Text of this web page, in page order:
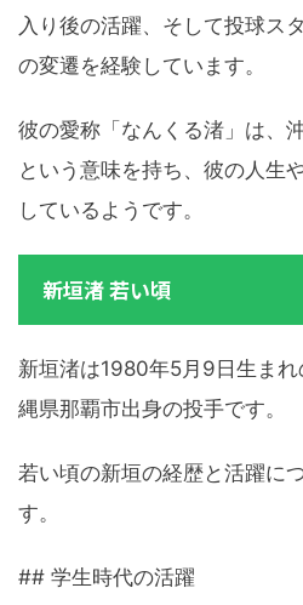
入り後の活躍、そして投球ス
の変遷を経験しています。
彼の愛称「なんくる渚」は、
という意味を持ち、彼の人生
しているようです。
新垣渚 若い頃
新垣渚は1980年5月9日生ま
縄県那覇市出身の投手です。
若い頃の新垣の経歴と活躍に
す。
## 学生時代の活躍